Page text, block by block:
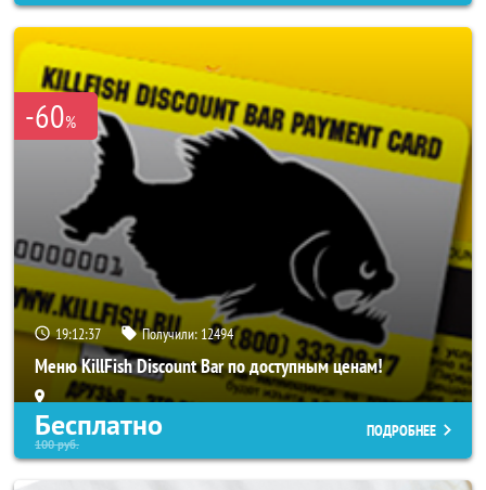
-60%
19:12:33 Получили: 12494
Меню KillFish Discount Bar по доступным ценам!
Бесплатно
100руб.
ПОДРОБНЕЕ